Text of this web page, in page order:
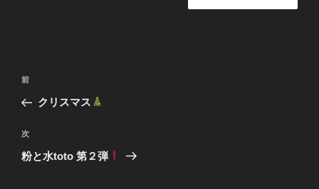
投
ナ
ビ
ゲ
前
の
稿
前
クリスマス
次
の
次
粉と水toto 第２弾